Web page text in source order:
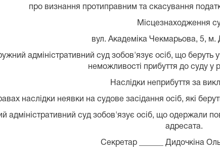
про визнання протиправним та скасування
Місцезнаходження
вул. Академіка Чекмарьова, 5, м.
адміністративний суд зобов'язує осіб, що беруть
неможливості прибуття до суду у
Наслідки неприбуття за
наслідки неявки на судове засідання осіб, які
адміністративний суд зобов'язує осіб, що одержали
адресата.
Секретар ______ Дидочкіна